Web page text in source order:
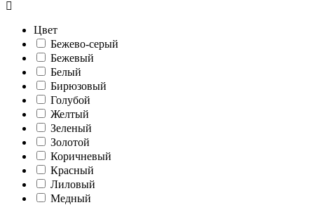
Цвет
Бежево-серый
Бежевый
Белый
Бирюзовый
Голубой
Желтый
Зеленый
Золотой
Коричневый
Красный
Лиловый
Медный